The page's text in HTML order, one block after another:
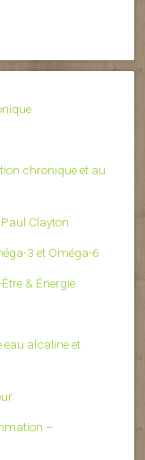
chronique et au
Clayton
3 et Oméga-6
& Énergie
alcaline et
–